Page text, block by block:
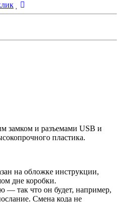
замком и разъемами USB и
пластика.
на обложке инструкции,
дне коробки.
— так что он будет, например,
Смена кода не